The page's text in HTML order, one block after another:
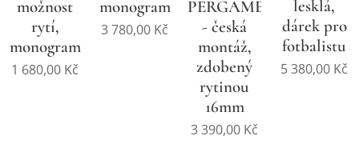
možnost
rytí,
monogram
1 680,00 Kč
monogram
3 780,00 Kč
PERGAMEN
- česká
montáž,
zdobený
rytinou
16mm
3 390,00 Kč
lesklá,
dárek pro
fotbalistu
5 380,00 Kč